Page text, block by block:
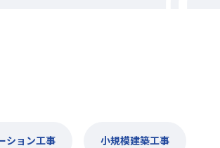
ション工事 小規模建築工事